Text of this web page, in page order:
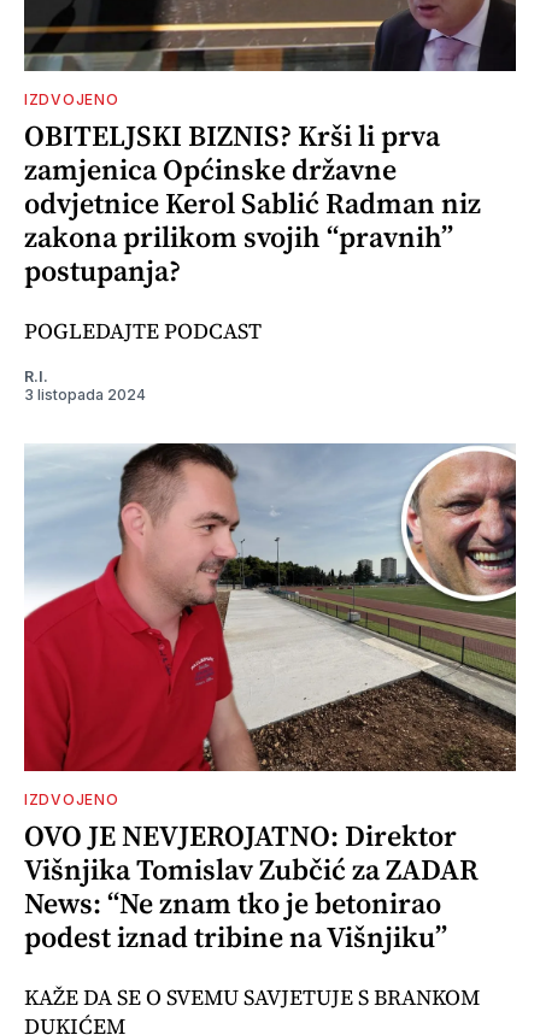
IZDVOJENO
OBITELJSKI BIZNIS? Krši li prva
zamjenica Općinske državne
odvjetnice Kerol Sablić Radman niz
zakona prilikom svojih “pravnih”
postupanja?
POGLEDAJTE PODCAST
R.I.
3 listopada 2024
IZDVOJENO
OVO JE NEVJEROJATNO: Direktor
Višnjika Tomislav Zubčić za ZADAR
News: “Ne znam tko je betonirao
podest iznad tribine na Višnjiku”
KAŽE DA SE O SVEMU SAVJETUJE S BRANKOM
DUKIĆEM